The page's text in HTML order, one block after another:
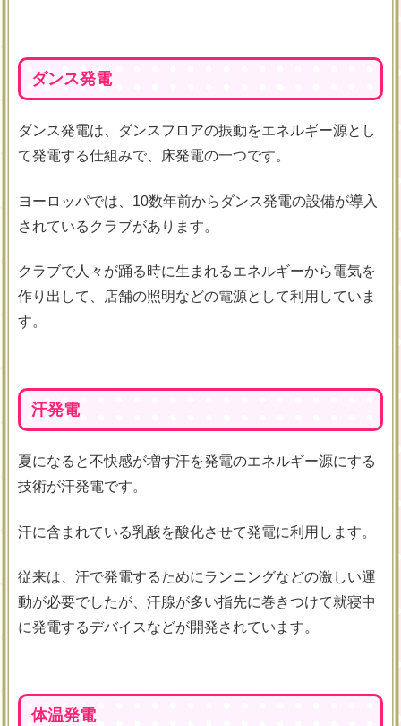
ダンス発電
ダンス発電は、ダンスフロアの振動をエネルギー源とし
て発電する仕組みで、床発電の一つです。
ヨーロッパでは、10数年前からダンス発電の設備が導入
されているクラブがあります。
クラブで人々が踊る時に生まれるエネルギーから電気を
作り出して、店舗の照明などの電源として利用していま
す。
汗発電
夏になると不快感が増す汗を発電のエネルギー源にする
技術が汗発電です。
汗に含まれている乳酸を酸化させて発電に利用します。
従来は、汗で発電するためにランニングなどの激しい運
動が必要でしたが、汗腺が多い指先に巻きつけて就寝中
に発電するデバイスなどが開発されています。
体温発電